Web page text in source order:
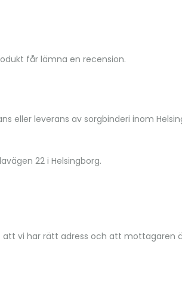
får lämna en recension.
eller leverans av sorgbinderi inom
22 i Helsingborg.
vi har rätt adress och att mottagaren